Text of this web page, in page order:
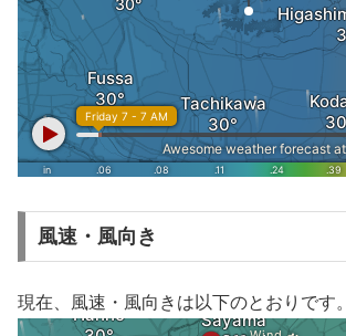
風速・風向き
現在、風速・風向きは以下のとおりです。